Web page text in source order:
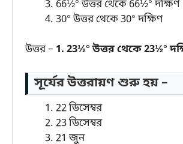
66½° উত্তর থেকে 66½° দক্ষিণ
30° উত্তর থেকে 30° দক্ষিণ
উত্তর – 1. 23½° উত্তর থেকে 23½°
সূর্যের উত্তরায়ণ শুরু হয় –
22 ডিসেম্বর
23 ডিসেম্বর
21 জুন